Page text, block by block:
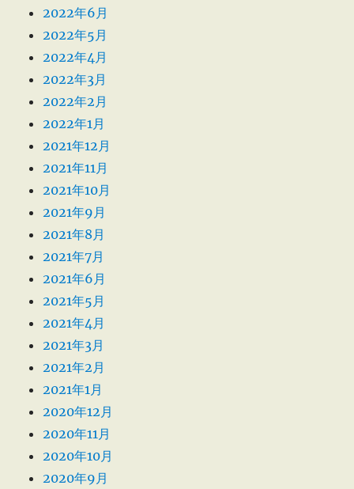
2022年6月
2022年5月
2022年4月
2022年3月
2022年2月
2022年1月
2021年12月
2021年11月
2021年10月
2021年9月
2021年8月
2021年7月
2021年6月
2021年5月
2021年4月
2021年3月
2021年2月
2021年1月
2020年12月
2020年11月
2020年10月
2020年9月